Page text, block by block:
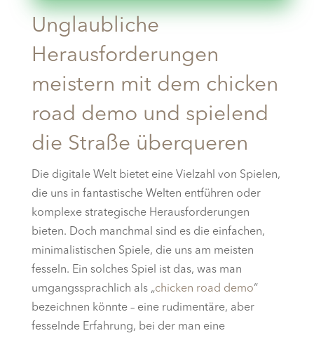
Unglaubliche
Herausforderungen
meistern mit dem chicken
road demo und spielend
die Straße überqueren
Die digitale Welt bietet eine Vielzahl von Spielen,
die uns in fantastische Welten entführen oder
komplexe strategische Herausforderungen
bieten. Doch manchmal sind es die einfachen,
minimalistischen Spiele, die uns am meisten
fesseln. Ein solches Spiel ist das, was man
umgangssprachlich als „chicken road demo“
bezeichnen könnte – eine rudimentäre, aber
fesselnde Erfahrung, bei der man eine